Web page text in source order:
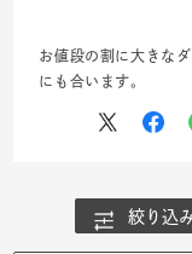
お値段の割に大きな
にも合います。
絞り込